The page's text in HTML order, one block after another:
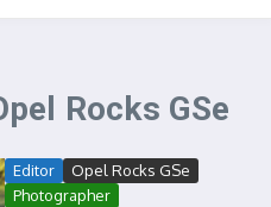
Rocks GSe
Editor
Opel Rocks GSe
Photographer